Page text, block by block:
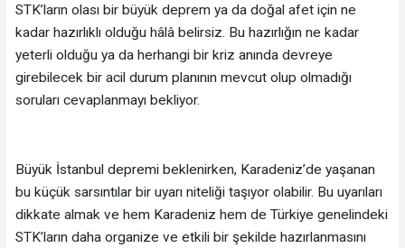
STK’ların olası bir büyük deprem ya da doğal afet için ne
kadar hazırlıklı olduğu hâlâ belirsiz. Bu hazırlığın ne kadar
yeterli olduğu ya da herhangi bir kriz anında devreye
girebilecek bir acil durum planının mevcut olup olmadığı
soruları cevaplanmayı bekliyor.
Büyük İstanbul depremi beklenirken, Karadeniz’de yaşanan
bu küçük sarsıntılar bir uyarı niteliği taşıyor olabilir. Bu uyarıları
dikkate almak ve hem Karadeniz hem de Türkiye genelindeki
STK’ların daha organize ve etkili bir şekilde hazırlanmasını